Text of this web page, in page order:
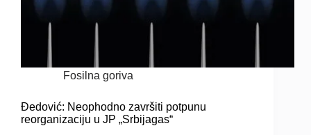
Fosilna goriva
Đedović: Neophodno završiti potpunu
reorganizaciju u JP „Srbijagas“